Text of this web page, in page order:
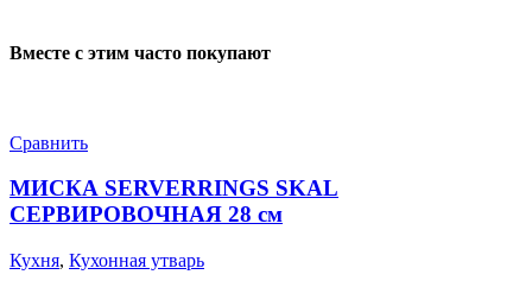
Вместе с этим часто покупают
Сравнить
МИСКА SERVERRINGS SKAL
СЕРВИРОВОЧНАЯ 28 см
Кухня, Кухонная утварь